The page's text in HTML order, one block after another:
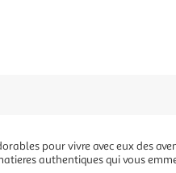
pour vivre avec eux des
authentiques qui vous